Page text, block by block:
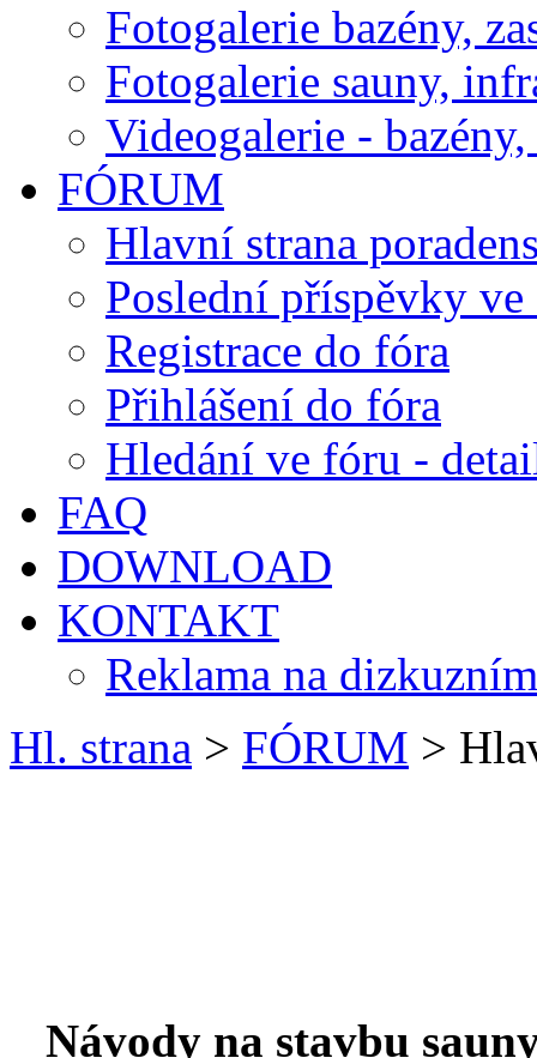
Fotogalerie bazény,
Fotogalerie sauny,
Videogalerie - bazény,
FÓRUM
Hlavní strana
Poslední příspěvky
Registrace do fóra
Přihlášení do fóra
Hledání ve fóru -
FAQ
DOWNLOAD
KONTAKT
Reklama na
Hl. strana > FÓRUM >
Návody na stavbu